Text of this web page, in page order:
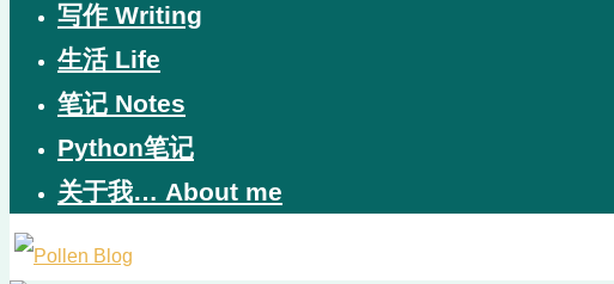
写作 Writing
生活 Life
笔记 Notes
Python笔记
关于我… About me